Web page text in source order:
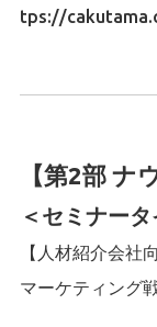
tps://
【第2部 ナ
＜セミナー
【人材紹介会社
マーケティング